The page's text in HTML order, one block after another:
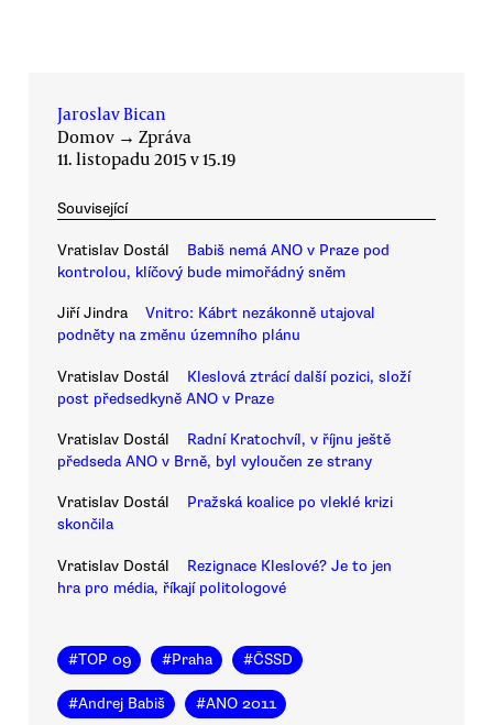
Jaroslav Bican
Domov → Zpráva
11. listopadu 2015 v 15.19
Související
Vratislav Dostál
Babiš nemá ANO v Praze pod
kontrolou, klíčový bude mimořádný sněm
Jiří Jindra
Vnitro: Kábrt nezákonně utajoval
podněty na změnu územního plánu
Vratislav Dostál
Kleslová ztrácí další pozici, složí
post předsedkyně ANO v Praze
Vratislav Dostál
Radní Kratochvíl, v říjnu ještě
předseda ANO v Brně, byl vyloučen ze strany
Vratislav Dostál
Pražská koalice po vleklé krizi
skončila
Vratislav Dostál
Rezignace Kleslové? Je to jen
hra pro média, říkají politologové
#TOP 09 #Praha #ČSSD
#Andrej Babiš #ANO 2011